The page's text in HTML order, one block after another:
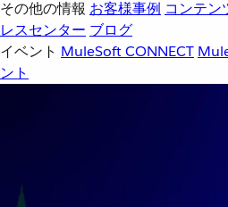
その他の情報 お客様事例 コンテン
レスセンター ブログ
イベント MuleSoft CONNECT
ント